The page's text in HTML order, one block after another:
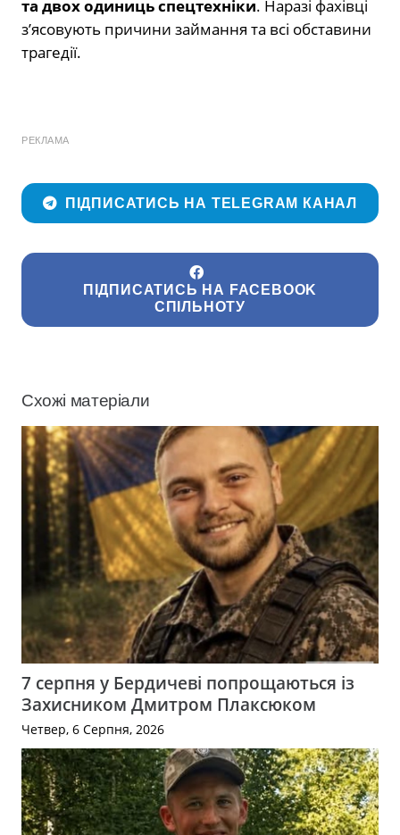
та двох одиниць спецтехніки. Наразі фахівці
з’ясовують причини займання та всі обставини
трагедії.
РЕКЛАМА
ПІДПИСАТИСЬ НА TELEGRAM КАНАЛ
ПІДПИСАТИСЬ НА FACEBOOK
СПІЛЬНОТУ
Схожі матеріали
7 серпня у Бердичеві попрощаються із
Захисником Дмитром Плаксюком
Четвер, 6 Серпня, 2026